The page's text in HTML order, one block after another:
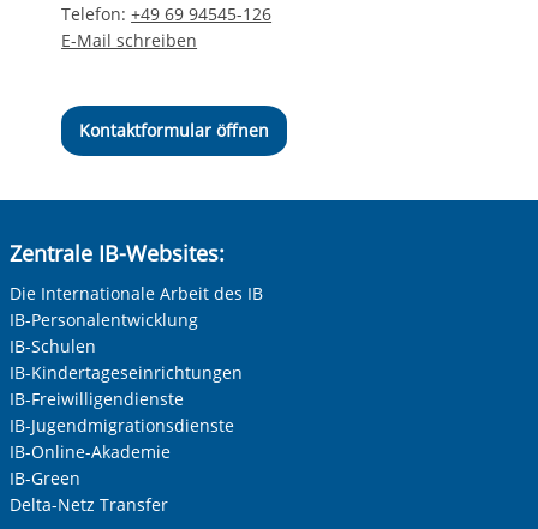
Telefon:+49 69 94545-126
E-Mail schreiben
Kontaktformular öffnen
Zentrale IB-Websites:
Die Internationale Arbeit des IB
IB-Personalentwicklung
IB-Schulen
IB-Kindertageseinrichtungen
IB-Freiwilligendienste
IB-Jugendmigrationsdienste
IB-Online-Akademie
IB-Green
Delta-Netz Transfer